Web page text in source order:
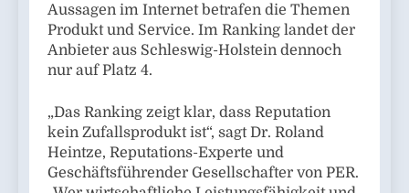
Aussagen im Internet betrafen die Themen
Produkt und Service. Im Ranking landet der
Anbieter aus Schleswig-Holstein dennoch
nur auf Platz 4.
„Das Ranking zeigt klar, dass Reputation
kein Zufallsprodukt ist“, sagt Dr. Roland
Heintze, Reputations-Experte und
Geschäftsführender Gesellschafter von PER.